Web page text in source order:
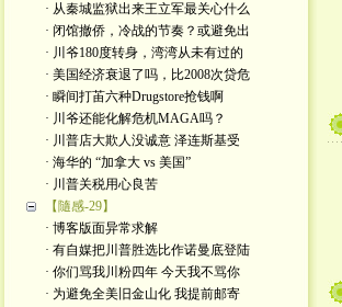
· 从秦城监狱出来王立军最关心什么
· 闭馆撤侨，冷战的节奏？或避免出
· 川爷180度转身，湾湾从未有过的
· 美国经济衰退了吗，比2008次贷危
· 瞬间打苖六种Drugstore抢钱啊
· 川爷还能化解危机MAGA吗？
· 川普店大欺人没诚意 泽连斯基受
· 海华的 “加拿大 vs 美国”
· 川普关税用心良苦
【隨感-29】
· 博客版面异常求解
· 有自媒把川普胜选比作诺曼底登陆
· 你们骂我川粉四年 今天我不骂你
· 为避免全美旧金山化 我提前邮寄